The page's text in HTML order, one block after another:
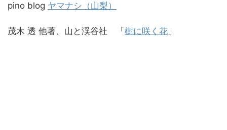
pino blog ヤマナシ（山梨）
茂木 透 他著、山と渓谷社 「 樹に咲く花 」